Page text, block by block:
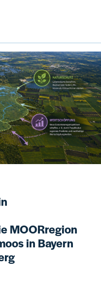
MOORregion
in Bayern